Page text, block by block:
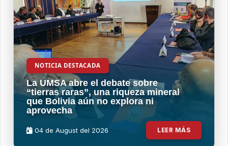
NOTICIA DESTACADA
La UMSA abre el debate sobre
“tierras raras”, una riqueza mineral
que Bolivia aún no explora ni
aprovecha
04 de August del 2026 LEER MÁS